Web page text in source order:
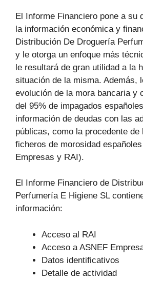
El Informe Financiero pone a su
la información económica y
Distribución De Droguería
y le otorga un enfoque más
le resultará de gran utilidad a la
situación de la misma. Además,
evolución de la mora bancaria y
del 95% de impagados
información de deudas con las
públicas, como la procedente de
ficheros de morosidad
Empresas y RAI).
El Informe Financiero de
Perfumería E Higiene SL
información:
Acceso al RAI
Acceso a ASNEF
Datos identificativos
Detalle de actividad